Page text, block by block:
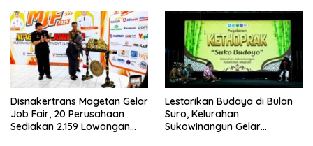
Disnakertrans Magetan Gelar
Job Fair, 20 Perusahaan
Sediakan 2.159 Lowongan
Lestarikan Budaya di Bulan
Suro, Kelurahan
Sukowinangun Gelar